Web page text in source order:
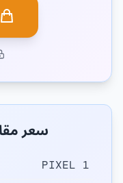
سعر
1 PIXEL